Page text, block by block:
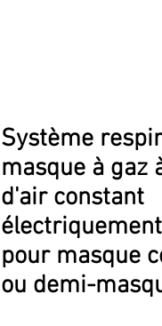
Système
masque à gaz
d'air constant
pour masque
ou demi-